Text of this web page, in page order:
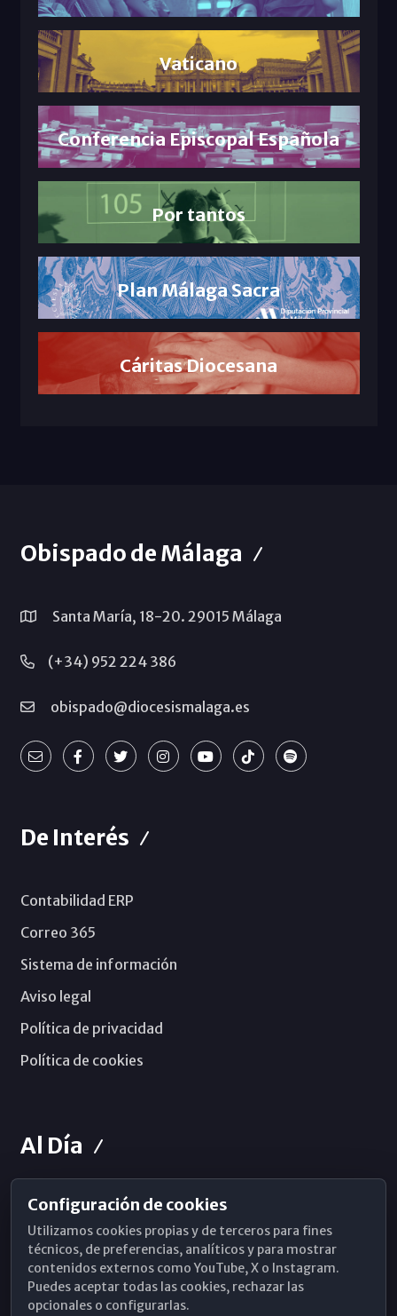
Vaticano
Conferencia Episcopal Española
Por tantos
Plan Málaga Sacra
Cáritas Diocesana
Obispado de Málaga
Santa María, 18-20. 29015 Málaga
(+34) 952 224 386
obispado@diocesismalaga.es
De Interés
Contabilidad ERP
Correo 365
Sistema de información
Aviso legal
Política de privacidad
Política de cookies
Al Día
Horarios de Misa
Hemeroteca
WhatsApp
Configuración de cookies
Utilizamos cookies propias y de terceros para fines
técnicos, de preferencias, analíticos y para mostrar
contenidos externos como YouTube, X o Instagram.
Puedes aceptar todas las cookies, rechazar las
opcionales o configurarlas.